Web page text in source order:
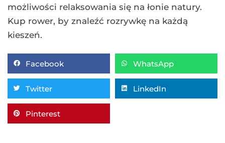
możliwości relaksowania się na łonie natury.
Kup rower, by znaleźć rozrywkę na każdą
kieszeń.
Facebook WhatsApp
Twitter LinkedIn
Pinterest